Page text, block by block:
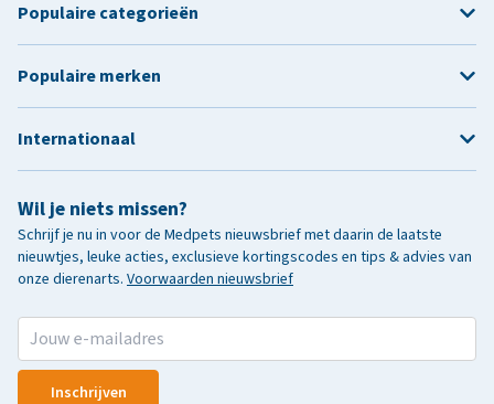
Wil je niets missen?
Schrijf je nu in voor de Medpets nieuwsbrief met daarin de laatste
nieuwtjes, leuke acties, exclusieve kortingscodes en tips & advies van
onze dierenarts. Voorwaarden nieuwsbrief
Inschrijven
Populaire categorieën
Populaire merken
Internationaal